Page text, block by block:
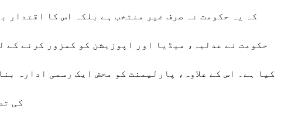
کہ یہ حکومت نہ صرف غیر منتخب ہے بلکہ اس کا اقتدار
حکومت نے عدلیہ، میڈیا اور اپوزیشن کو کمزور کرنے کے
کیا ہے۔ اس کے علاوہ، پارلیمنٹ کو محض ایک رسمی ادارہ
کی